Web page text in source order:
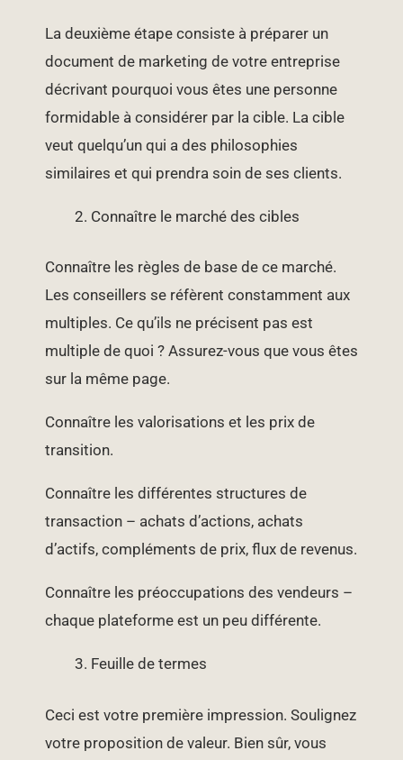
La deuxième étape consiste à préparer un
document de marketing de votre entreprise
décrivant pourquoi vous êtes une personne
formidable à considérer par la cible. La cible
veut quelqu’un qui a des philosophies
similaires et qui prendra soin de ses clients.
Connaître le marché des cibles
Connaître les règles de base de ce marché.
Les conseillers se réfèrent constamment aux
multiples. Ce qu’ils ne précisent pas est
multiple de quoi ? Assurez-vous que vous êtes
sur la même page.
Connaître les valorisations et les prix de
transition.
Connaître les différentes structures de
transaction – achats d’actions, achats
d’actifs, compléments de prix, flux de revenus.
Connaître les préoccupations des vendeurs –
chaque plateforme est un peu différente.
Feuille de termes
Ceci est votre première impression. Soulignez
votre proposition de valeur. Bien sûr, vous